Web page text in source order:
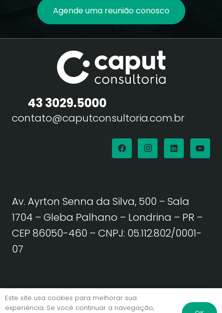
Agende uma reunião conosco
43 3029.5000
contato@caputconsultoria.com.br
Av. Ayrton Senna da Silva, 500 – Sala
1704 – Gleba Palhano – Londrina – PR –
CEP 86050-460 – CNPJ: 05.112.802/0001-
07
Política de Privacidade | Termos de Uso
Este site usa cookies para melhorar sua
experiência. Se você continuar a navegação,